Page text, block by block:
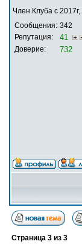
Член Клуба с 2017г,
Сообщения: 342
Репутация:
41
Доверие: 732
Страница 3 из 3